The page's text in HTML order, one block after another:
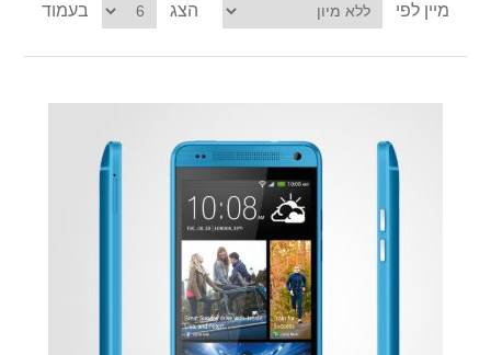
Accessories
Jewelry
מיין לפי הצג בעמוד